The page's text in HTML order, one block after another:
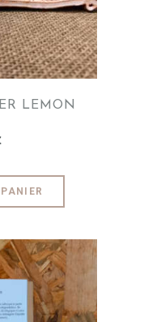
LEMON